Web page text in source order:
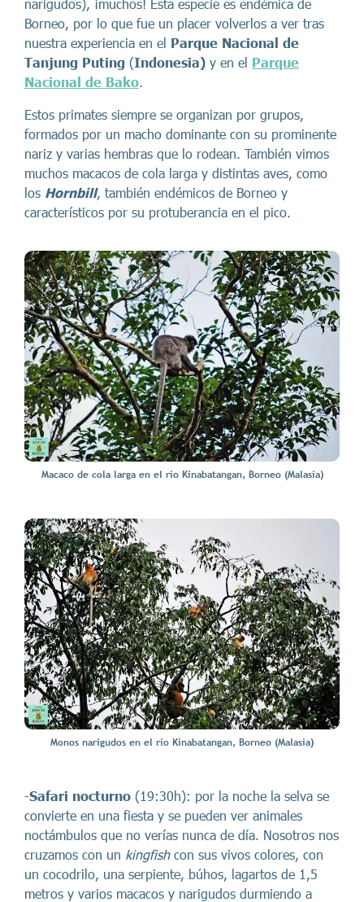
narigudos), ¡muchos! Esta especie es endémica de
Borneo, por lo que fue un placer volverlos a ver tras
nuestra experiencia en el Parque Nacional de
Tanjung Puting (Indonesia) y en el Parque
Nacional de Bako.
Estos primates siempre se organizan por grupos,
formados por un macho dominante con su prominente
nariz y varias hembras que lo rodean. También vimos
muchos macacos de cola larga y distintas aves, como
los Hornbill, también endémicos de Borneo y
característicos por su protuberancia en el pico.
Macaco de cola larga en el río Kinabatangan, Borneo (Malasia)
Monos narigudos en el río Kinabatangan, Borneo (Malasia)
-Safari nocturno (19:30h): por la noche la selva se
convierte en una fiesta y se pueden ver animales
noctámbulos que no verías nunca de día. Nosotros nos
cruzamos con un kingfishcon sus vivos colores, con
un cocodrilo, una serpiente, búhos, lagartos de 1,5
metros y varios macacos y narigudos durmiendo a